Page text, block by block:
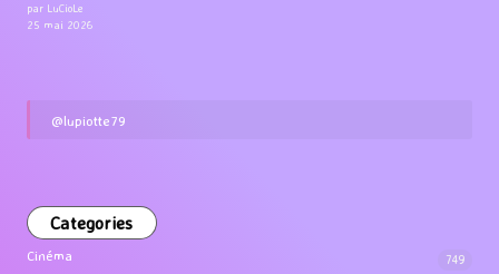
par LuCioLe
25 mai 2026
@lupiotte79
Categories
Cinéma 749